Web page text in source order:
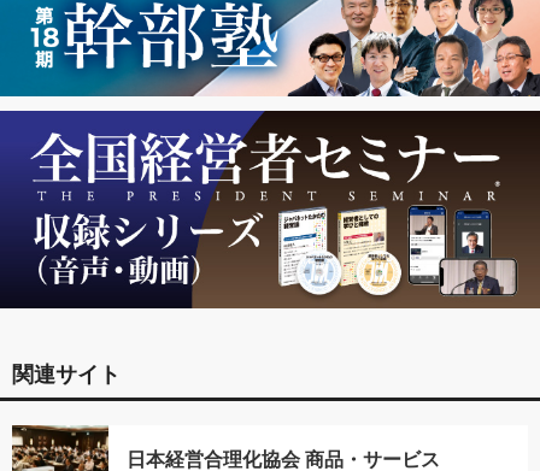
関連サイト
日本経営合理化協会 商品・サービス